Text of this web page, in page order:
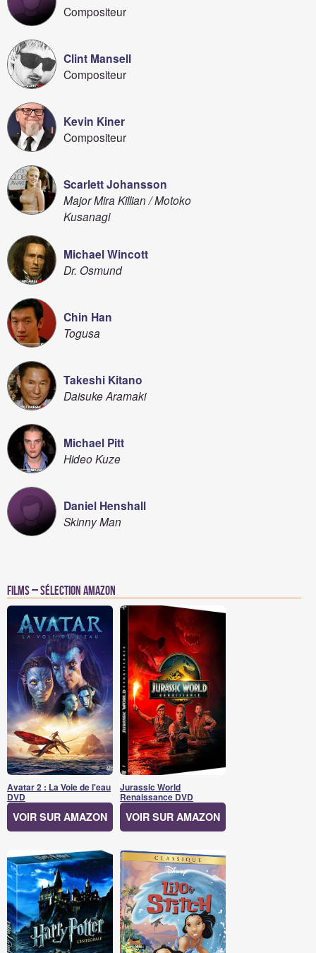
Compositeur
Clint Mansell
Compositeur
Kevin Kiner
Compositeur
Scarlett Johansson
Major Mira Killian / Motoko
Kusanagi
Michael Wincott
Dr. Osmund
Chin Han
Togusa
Takeshi Kitano
Daisuke Aramaki
Michael Pitt
Hideo Kuze
Daniel Henshall
Skinny Man
Films – Sélection Amazon
Avatar 2 : La Voie de l'eau
DVD
VOIR SUR AMAZON
Jurassic World
Renaissance DVD
VOIR SUR AMAZON